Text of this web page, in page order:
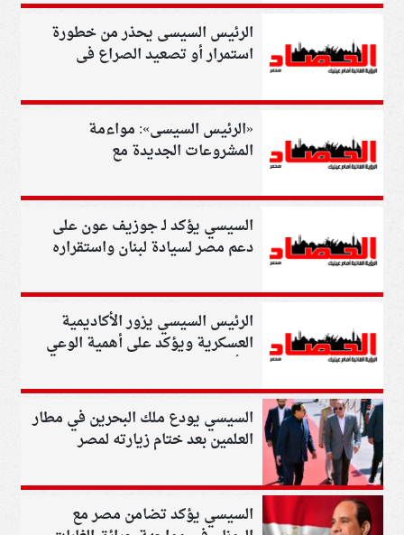
الرئيس السيسى يحذر من خطورة
استمرار أو تصعيد الصراع فى
«الرئيس السيسى»: مواءمة
المشروعات الجديدة مع
السيسي يؤكد لـ جوزيف عون على
دعم مصر لسيادة لبنان واستقراره
الرئيس السيسي يزور الأكاديمية
العسكرية ويؤكد على أهمية الوعي
بالأحداث الإقليمية
السيسي يودع ملك البحرين في مطار
العلمين بعد ختام زيارته لمصر
السيسي يؤكد تضامن مصر مع